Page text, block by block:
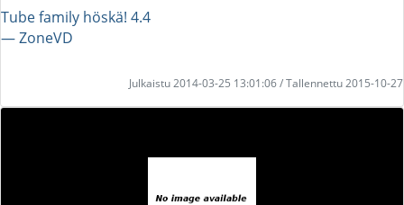
Tube family höskä! 4.4
― ZoneVD
Julkaistu 2014-03-25 13:01:06 / Tallennettu 2015-10-27